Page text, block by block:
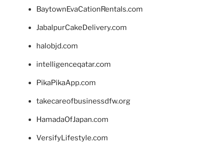
BaytownEvaCationRentals.com
JabalpurCakeDelivery.com
halobjd.com
intelligenceqatar.com
PikaPikaApp.com
takecareofbusinessdfw.org
HamadaOfJapan.com
VersifyLifestyle.com